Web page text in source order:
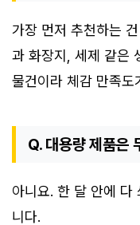
가장 먼저 추천하는
과 화장지, 세제 같은
물건이라 체감 만족도
Q. 대용량 제품은
아니요. 한 달 안에 다
니다.